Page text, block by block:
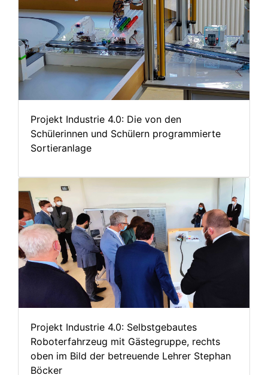
Projekt Industrie 4.0: Die von den
Schülerinnen und Schülern programmierte
Sortieranlage
Projekt Industrie 4.0: Selbstgebautes
Roboterfahrzeug mit Gästegruppe, rechts
oben im Bild der betreuende Lehrer Stephan
Böcker